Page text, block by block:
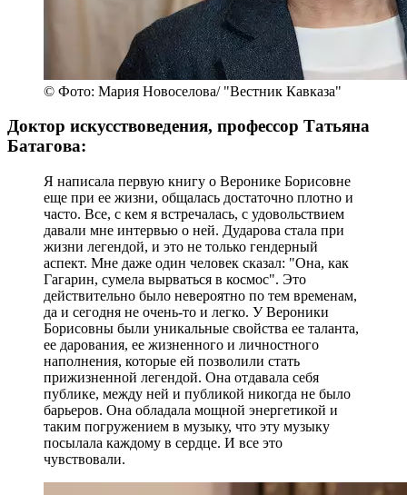
© Фото: Мария Новоселова/ "Вестник Кавказа"
Доктор искусствоведения, профессор Татьяна
Батагова:
Я написала первую книгу о Веронике Борисовне
еще при ее жизни, общалась достаточно плотно и
часто. Все, с кем я встречалась, с удовольствием
давали мне интервью о ней. Дударова стала при
жизни легендой, и это не только гендерный
аспект. Мне даже один человек сказал: "Она, как
Гагарин, сумела вырваться в космос". Это
действительно было невероятно по тем временам,
да и сегодня не очень-то и легко. У Вероники
Борисовны были уникальные свойства ее таланта,
ее дарования, ее жизненного и личностного
наполнения, которые ей позволили стать
прижизненной легендой. Она отдавала себя
публике, между ней и публикой никогда не было
барьеров. Она обладала мощной энергетикой и
таким погружением в музыку, что эту музыку
посылала каждому в сердце. И все это
чувствовали.